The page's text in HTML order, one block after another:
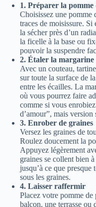
1. Préparer la pomme
Choisissez une pomme
traces de moisissure.
la sécher près d’un
la ficelle à la base ou
pouvoir la suspendre
2. Étaler la margarine
Avec un couteau,
sur toute la surface de
entre les écailles. La
où vous pourrez faire
comme si vous
d’amour”, mais version
3. Enrober de graines
Versez les graines de
Roulez doucement la
Appuyez légèrement
graines se collent bien
jusqu’à ce que presque
sous les graines.
4. Laisser raffermir
Placez votre pomme
balcon, une terrasse ou